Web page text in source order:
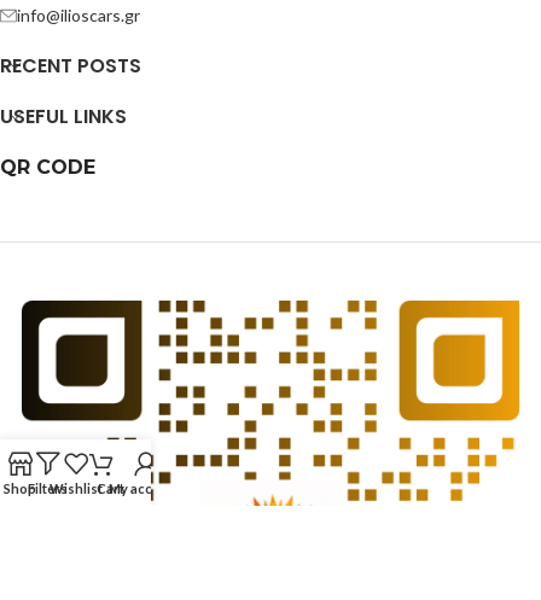
info@ilioscars.gr
RECENT POSTS
USEFUL LINKS
QR CODE
ShopFiltersWishlistCartMy account